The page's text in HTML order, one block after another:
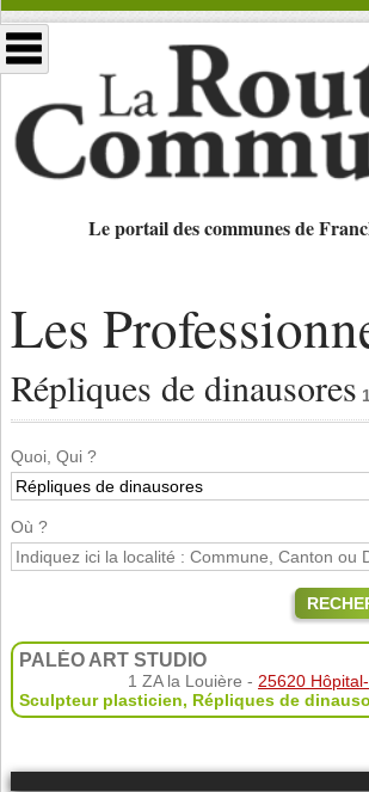
Le portail des communes de
Les
Répliques de dinausores
Quoi, Qui ?
Où ?
PALÉO ART STUDIO
1 ZA la Louière - 25620
Sculpteur plasticien, Répliques de